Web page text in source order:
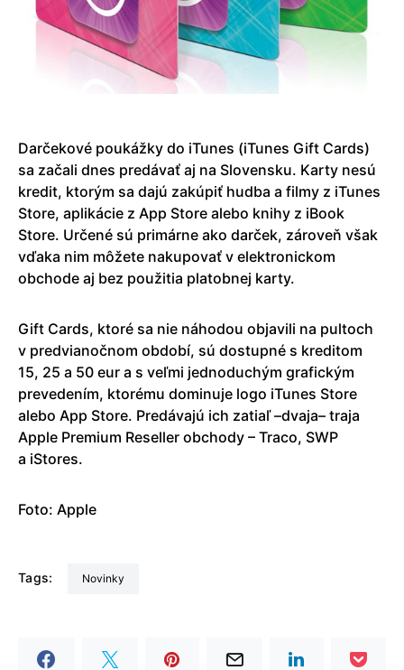
Darčekové poukážky do iTunes (iTunes Gift Cards)
sa začali dnes predávať aj na Slovensku. Karty nesú
kredit, ktorým sa dajú zakúpiť hudba a filmy z iTunes
Store, aplikácie z App Store alebo knihy z iBook
Store. Určené sú primárne ako darček, zároveň však
vďaka nim môžete nakupovať v elektronickom
obchode aj bez použitia platobnej karty.
Gift Cards, ktoré sa nie náhodou objavili na pultoch
v predvianočnom období, sú dostupné s kreditom
15, 25 a 50 eur a s veľmi jednoduchým grafickým
prevedením, ktorému dominuje logo iTunes Store
alebo App Store. Predávajú ich zatiaľ –dvaja– traja
Apple Premium Reseller obchody – Traco, SWP
a iStores.
Foto: Apple
Tags: Novinky